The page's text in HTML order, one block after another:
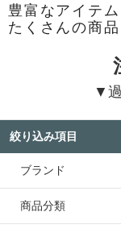
豊富なアイテ
たくさんの商
▼
絞り込み項目
ブランド
商品分類